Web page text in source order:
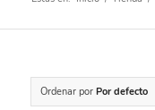
Ordenar por Por defecto